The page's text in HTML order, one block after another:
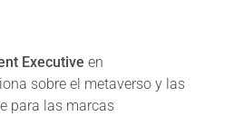
Executive en
sobre el metaverso y las
para las marcas